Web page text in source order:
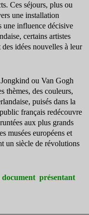
Ces séjours, plus ou
une installation
une influence décisive
certains artistes
idées nouvelles à leur
ou Van Gogh
thèmes, des couleurs,
puisés dans la
français redécouvre
aux plus grands
musées européens et
un siècle de révolutions
présentant